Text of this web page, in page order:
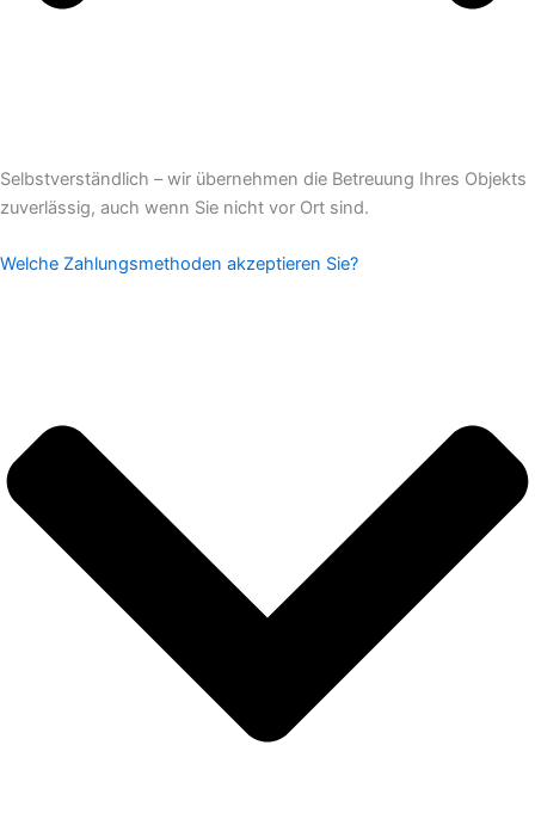
Selbstverständlich – wir übernehmen die Betreuung Ihres Objekts
zuverlässig, auch wenn Sie nicht vor Ort sind.
Welche Zahlungsmethoden akzeptieren Sie?